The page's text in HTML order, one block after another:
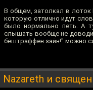
В общем, затолкал в лоток
которую отлично идут
было нормально петь. А
слышать вообще не
бештраффен зайн!" можно
Nazareth и